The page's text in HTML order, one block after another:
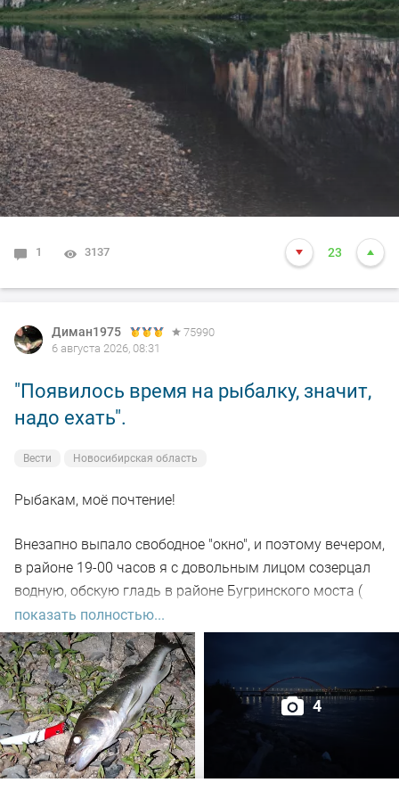
1 3137 23
Диман1975
75990
6 августа 2026, 08:31
"Появилось время на рыбалку, значит,
надо ехать".
Вести Новосибирская область
Рыбакам, моё почтение!
Внезапно выпало свободное "окно", и поэтому вечером,
в районе 19-00 часов я с довольным лицом созерцал
водную, обскую гладь в районе Бугринского моста (
правый берег).
Отдыхающего люда просто тьма, и на берегу ,и на
воде. Сапы, катера, гидроциклы всяких мастей
поднимали нехилую волну до самой темноты.
По сути: рыбалил только на спиннинг, помощниками
выступили "вертушки" и воблера.
показать полностью...
4